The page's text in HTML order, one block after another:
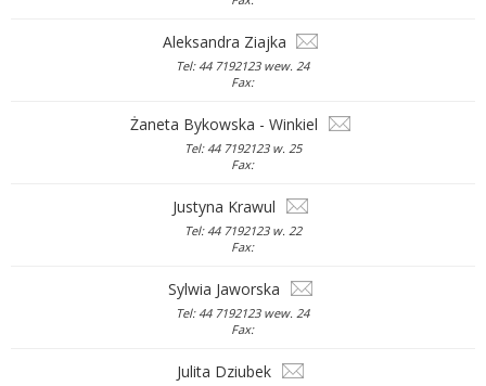
Aleksandra Ziajka
Tel: 44 7192123 wew. 24
Fax:
Żaneta Bykowska - Winkiel
Tel: 44 7192123 w. 25
Fax:
Justyna Krawul
Tel: 44 7192123 w. 22
Fax:
Sylwia Jaworska
Tel: 44 7192123 wew. 24
Fax:
Julita Dziubek